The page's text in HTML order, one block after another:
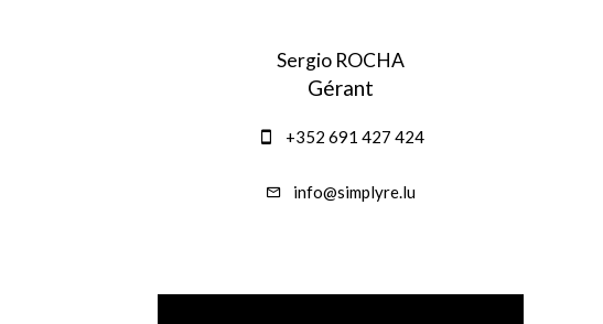
Sergio ROCHA
Gérant
+352 691 427 424
info@simplyre.lu